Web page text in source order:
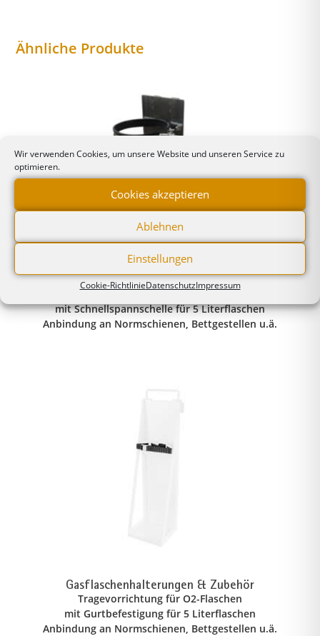
Wir verwenden Cookies, um unsere Website und unseren Service zu
optimieren.
Cookies akzeptieren
Ablehnen
Einstellungen
Cookie-RichtlinieDatenschutzImpressum
Ähnliche Produkte
Gasflaschenhalterungen & Zubehör
Tragevorrichtung für O2-Flaschen
mit Schnellspannschelle für 5 Literflaschen
Anbindung an Normschienen, Bettgestellen u.ä.
Gasflaschenhalterungen & Zubehör
Tragevorrichtung für O2-Flaschen
mit Gurtbefestigung für 5 Literflaschen
Anbindung an Normschienen, Bettgestellen u.ä.